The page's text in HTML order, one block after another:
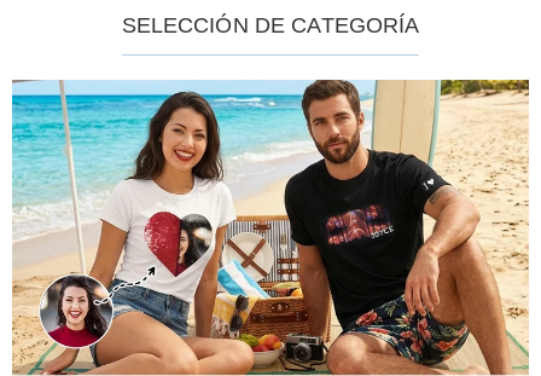
SELECCIÓN DE CATEGORÍA